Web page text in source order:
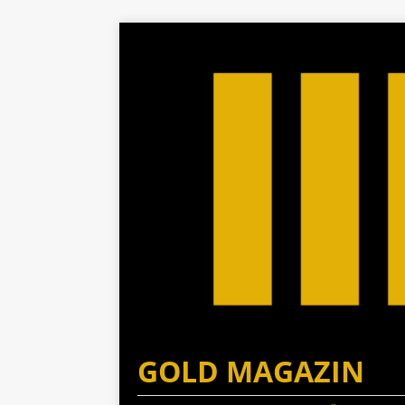
GOLD MAGAZIN